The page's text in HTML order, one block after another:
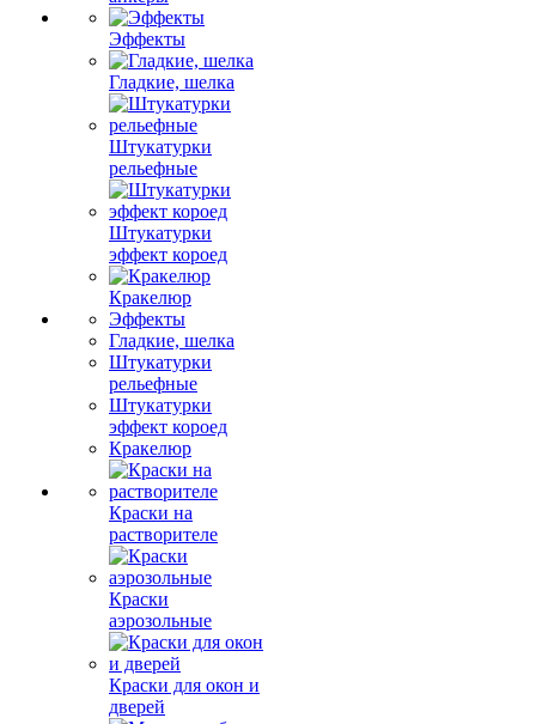
Эффекты
Гладкие, шелка
Штукатурки
рельефные
Штукатурки
эффект короед
Кракелюр
Эффекты
Гладкие, шелка
Штукатурки
рельефные
Штукатурки
эффект короед
Кракелюр
Краски на
растворителе
Краски
аэрозольные
Краски для окон и
дверей